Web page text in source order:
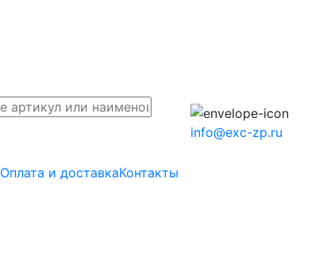
info@exc-zp.ru
Оплата и доставкаКонтакты